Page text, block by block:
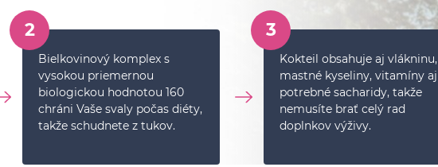
2
Bielkovinový komplex s
vysokou priemernou
biologickou hodnotou 160
chráni Vaše svaly počas diéty,
takže schudnete z tukov.
3
Kokteil obsahuje aj vlákninu,
mastné kyseliny, vitamíny aj
potrebné sacharidy, takže
nemusíte brať celý rad
doplnkov výživy.